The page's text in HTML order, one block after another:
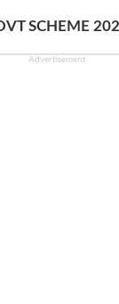
SCHEME
Advertisement